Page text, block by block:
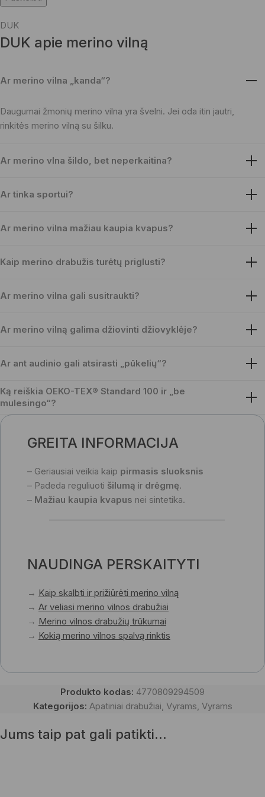
DUK
DUK apie merino vilną
Ar merino vilna „kanda“?
Daugumai žmonių merino vilna yra švelni. Jei oda itin jautri,
rinkitės merino vilną su šilku.
Ar merino vlna šildo, bet neperkaitina?
Ar tinka sportui?
Ar merino vilna mažiau kaupia kvapus?
Kaip merino drabužis turėtų priglusti?
Ar merino vilna gali susitraukti?
Ar merino vilną galima džiovinti džiovyklėje?
Ar ant audinio gali atsirasti „pūkelių“?
Ką reiškia OEKO-TEX® Standard 100 ir „be
mulesingo“?
GREITA INFORMACIJA
– Geriausiai veikia kaip pirmasis sluoksnis
– Padeda reguliuoti šilumą ir drėgmę.
– Mažiau kaupia kvapus nei sintetika.
NAUDINGA PERSKAITYTI
→ Kaip skalbti ir prižiūrėti merino vilną
→ Ar veliasi merino vilnos drabužiai
→ Merino vilnos drabužių trūkumai
→ Kokią merino vilnos spalvą rinktis
Produkto kodas: 4770809294509
Kategorijos: Apatiniai drabužiai, Vyrams, Vyrams
Jums taip pat gali patikti…